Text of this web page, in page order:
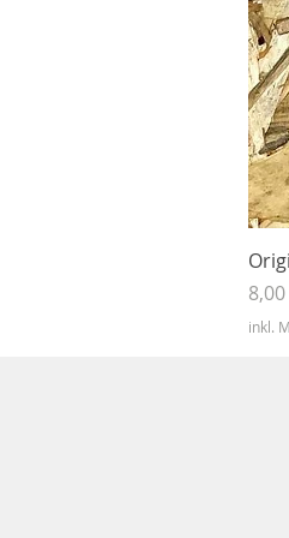
inkl.